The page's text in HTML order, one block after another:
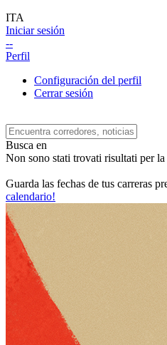
ITA
Iniciar sesión
--
Perfil
Configuración del perfil
Cerrar sesión
Busca en
Non sono stati trovati risultati per la
Guarda las fechas de tus carreras
calendario!